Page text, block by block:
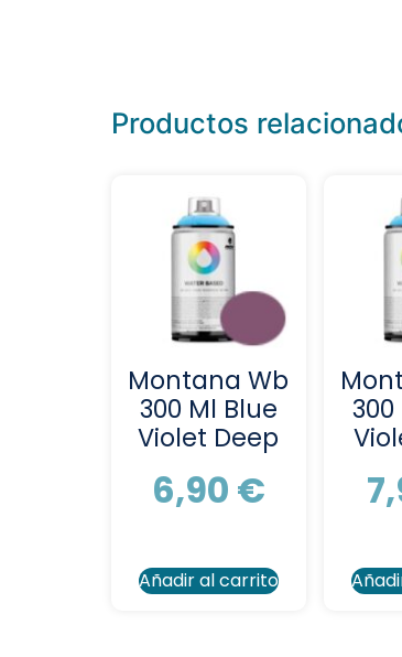
Productos
Montana Wb
300 Ml Blue
Violet Deep
6,90 €
Añadir al carrito